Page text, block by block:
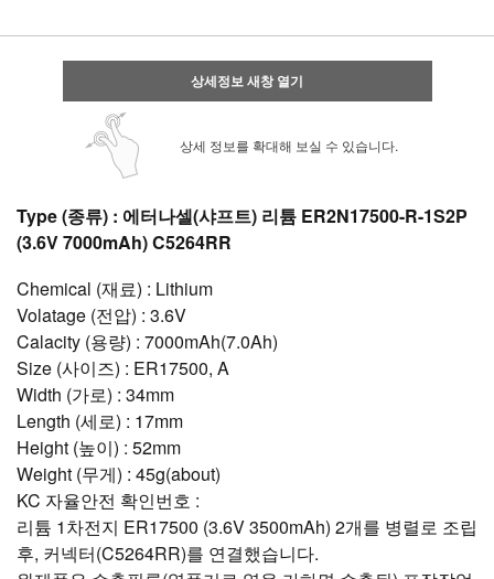
상세정보 새창 열기
상세 정보를 확대해 보실 수 있습니다.
Type (종류) : 에터나셀(샤프트) 리튬 ER2N17500-R-1S2P
(3.6V 7000mAh) C5264RR
Chemical (재료) : Lithium
Volatage (전압) : 3.6V
Calacity (용량) : 7000mAh(7.0Ah)
Size (사이즈) : ER17500, A
Width (가로) : 34mm
Length (세로) : 17mm
Height (높이) : 52mm
Weight (무게) : 45g(about)
KC 자율안전 확인번호 :
리튬 1차전지 ER17500 (3.6V 3500mAh) 2개를 병렬로 조립
후, 커넥터(C5264RR)를 연결했습니다.